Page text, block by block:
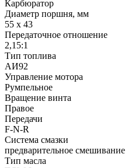
Карбюратор
Диаметр поршня, мм
55 x 43
Передаточное отношение
2,15:1
Тип топлива
АИ92
Управление мотора
Румпельное
Вращение винта
Правое
Передачи
F-N-R
Система смазки
предварительное смешивание
Тип масла